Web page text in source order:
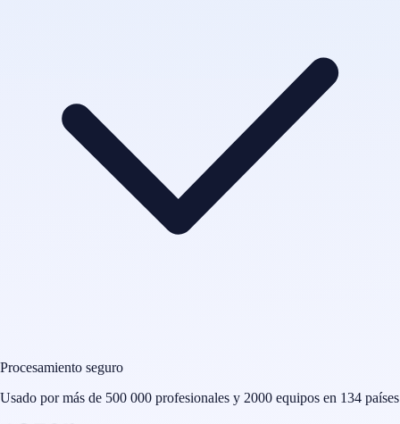
Procesamiento seguro
Usado por más de 500 000 profesionales y 2000 equipos en 134 países